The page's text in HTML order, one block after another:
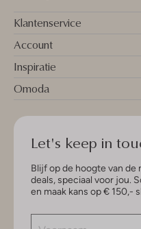
Klantenservice
Account
Inspiratie
Omoda
Let's keep in
Blijf op de hoogte van
deals, speciaal voor jou.
en maak kans op € 150,-